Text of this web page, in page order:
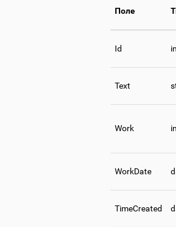
Поле
Id
Text
Work
WorkDate
TimeCreated